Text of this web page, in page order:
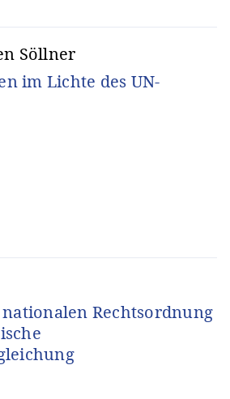
Söllner
im Lichte des UN-
Rechtsordnung